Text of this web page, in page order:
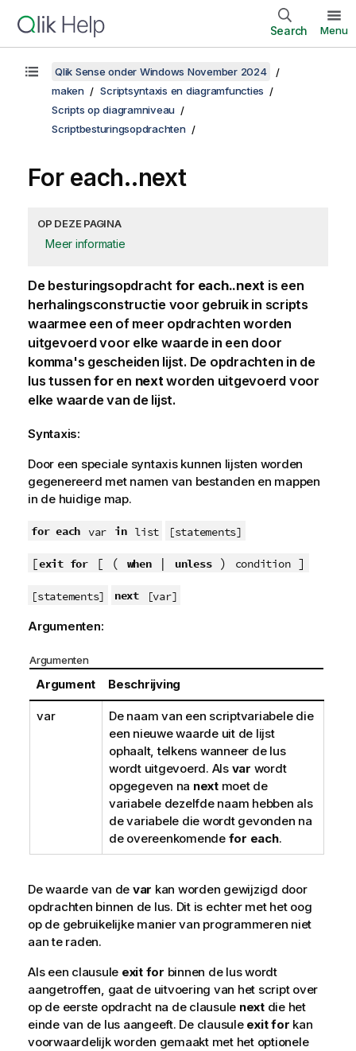
Search Menu
Qlik Sense onder Windows November 2024
maken
Scriptsyntaxis en diagramfuncties
Scripts op diagramniveau
Scriptbesturingsopdrachten
For each..next
OP DEZE PAGINA
Meer informatie
De besturingsopdracht for each..next is een
herhalingsconstructie voor gebruik in scripts
waarmee een of meer opdrachten worden
uitgevoerd voor elke waarde in een door
komma's gescheiden lijst. De opdrachten in de
lus tussenforen nextworden uitgevoerd voor
elke waarde van de lijst.
Syntaxis:
Door een speciale syntaxis kunnen lijsten worden
gegenereerd met namen van bestanden en mappen
in de huidige map.
for each var in list [statements]
[exit for[ ( when| unless) condition]
[statements] next [var]
Argumenten:
Argumenten
Argument Beschrijving
var
De naam van een scriptvariabele die
een nieuwe waarde uit de lijst
ophaalt, telkens wanneer de lus
wordt uitgevoerd. Als var wordt
opgegeven na nextmoet de
variabele dezelfde naam hebben als
de variabele die wordt gevonden na
de overeenkomende for each.
De waarde van de var kan worden gewijzigd door
opdrachten binnen de lus. Dit is echter met het oog
op de gebruikelijke manier van programmeren niet
aan te raden.
Als een clausule exit for binnen de lus wordt
aangetroffen, gaat de uitvoering van het script over
op de eerste opdracht na de clausule nextdie het
einde van de lus aangeeft. De clausule exit for kan
voorwaardelijk worden gemaakt met het optionele